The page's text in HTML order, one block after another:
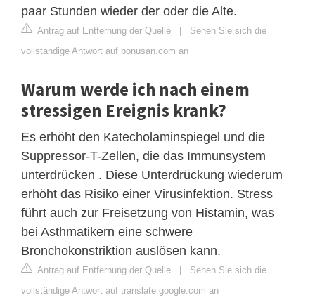
paar Stunden wieder der oder die Alte.
Antrag auf Entfernung der Quelle | Sehen Sie sich die
vollständige Antwort auf bonusan.com an
Warum werde ich nach einem
stressigen Ereignis krank?
Es erhöht den Katecholaminspiegel und die
Suppressor-T-Zellen, die das Immunsystem
unterdrücken . Diese Unterdrückung wiederum
erhöht das Risiko einer Virusinfektion. Stress
führt auch zur Freisetzung von Histamin, was
bei Asthmatikern eine schwere
Bronchokonstriktion auslösen kann.
Antrag auf Entfernung der Quelle | Sehen Sie sich die
vollständige Antwort auf translate.google.com an